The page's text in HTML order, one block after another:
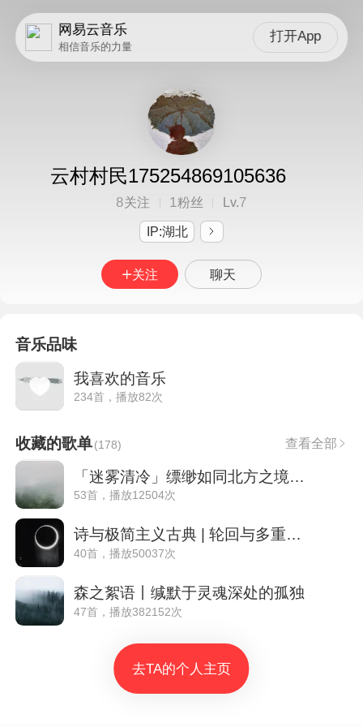
网易云音乐
相信音乐的力量
打开App
云村村民175254869105636
8关注 1粉丝 Lv.7
IP:湖北
关注 聊天
音乐品味
我喜欢的音乐
234首，播放82次
收藏的歌单(178) 查看全部
「迷雾清冷」缥缈如同北方之境的雾气
53首，播放12504次
诗与极简主义古典 | 轮回与多重时间考
40首，播放50037次
森之絮语丨缄默于灵魂深处的孤独
47首，播放382152次
去TA的个人主页